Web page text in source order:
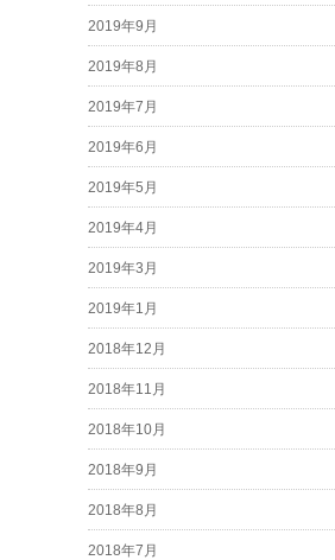
2019年9月
2019年8月
2019年7月
2019年6月
2019年5月
2019年4月
2019年3月
2019年1月
2018年12月
2018年11月
2018年10月
2018年9月
2018年8月
2018年7月